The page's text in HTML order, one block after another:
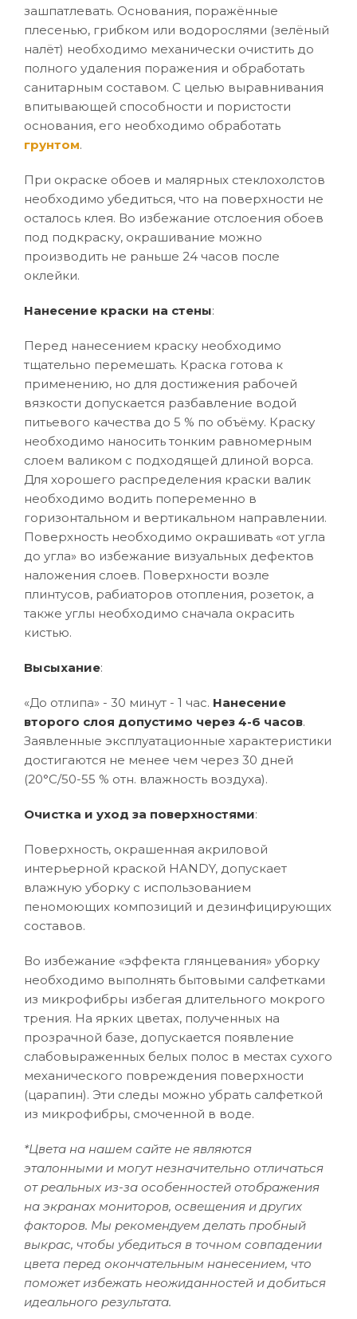
зашпатлевать. Основания, поражённые
плесенью, грибком или водорослями (зелёный
налёт) необходимо механически очистить до
полного удаления поражения и обработать
санитарным составом. С целью выравнивания
впитывающей способности и пористости
основания, его необходимо обработать
грунтом.
При окраске обоев и малярных стеклохолстов
необходимо убедиться, что на поверхности не
осталось клея. Во избежание отслоения обоев
под подкраску, окрашивание можно
производить не раньше 24 часов после
оклейки.
Нанесение краски на стены:
Перед нанесением краску необходимо
тщательно перемешать. Краска готова к
применению, но для достижения рабочей
вязкости допускается разбавление водой
питьевого качества до 5 % по объёму. Краску
необходимо наносить тонким равномерным
слоем валиком с подходящей длиной ворса.
Для хорошего распределения краски валик
необходимо водить попеременно в
горизонтальном и вертикальном направлении.
Поверхность необходимо окрашивать «от угла
до угла» во избежание визуальных дефектов
наложения слоев. Поверхности возле
плинтусов, рабиаторов отопления, розеток, а
также углы необходимо сначала окрасить
кистью.
Высыхание:
«До отлипа» - 30 минут - 1 час. Нанесение
второго слоя допустимо через 4-6 часов.
Заявленные эксплуатационные характеристики
достигаются не менее чем через 30 дней
(20°C/50-55 % отн. влажность воздуха).
Очистка и уход за поверхностями:
Поверхность, окрашенная акриловой
интерьерной краской HANDY, допускает
влажную уборку с использованием
пеномоющих композиций и дезинфицирующих
составов.
Во избежание «эффекта глянцевания» уборку
необходимо выполнять бытовыми салфетками
из микрофибры избегая длительного мокрого
трения. На ярких цветах, полученных на
прозрачной базе, допускается появление
слабовыраженных белых полос в местах сухого
механического повреждения поверхности
(царапин). Эти следы можно убрать салфеткой
из микрофибры, смоченной в воде.
*Цвета на нашем сайте не являются
эталонными и могут незначительно отличаться
от реальных из-за особенностей отображения
на экранах мониторов, освещения и других
факторов. Мы рекомендуем делать пробный
выкрас, чтобы убедиться в точном совпадении
цвета перед окончательным нанесением, что
поможет избежать неожиданностей и добиться
идеального результата.